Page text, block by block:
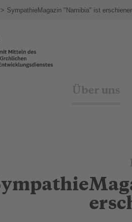
SympathieMagazin "Namibia" ist
Über uns